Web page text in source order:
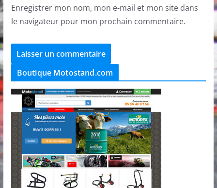
Enregistrer mon nom, mon e-mail et mon site dans
le navigateur pour mon prochain commentaire.
Boutique Motostand.com